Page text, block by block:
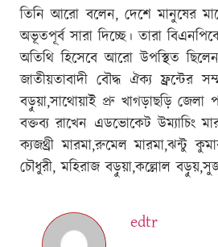
তিনি আরো বলেন, দেশে মানুষের
অভূতপূর্ব সারা দিচ্ছে। তারা
অতিথি হিসেবে আরো উপস্থিত
জাতীয়তাবাদী বৌদ্ধ ঐক্য ফ্রন্টের
বড়ুয়া,সাথোয়াই প্রু খাগড়াছড়ি
বক্তব্য রাখেন এডভোকেট উম্যাচিং
ক্যজথ্রী মারমা,রুমেল মারমা,ঝন্টু
চৌধুরী, মহিরাজ বড়ুয়া,কল্লোল
edtr